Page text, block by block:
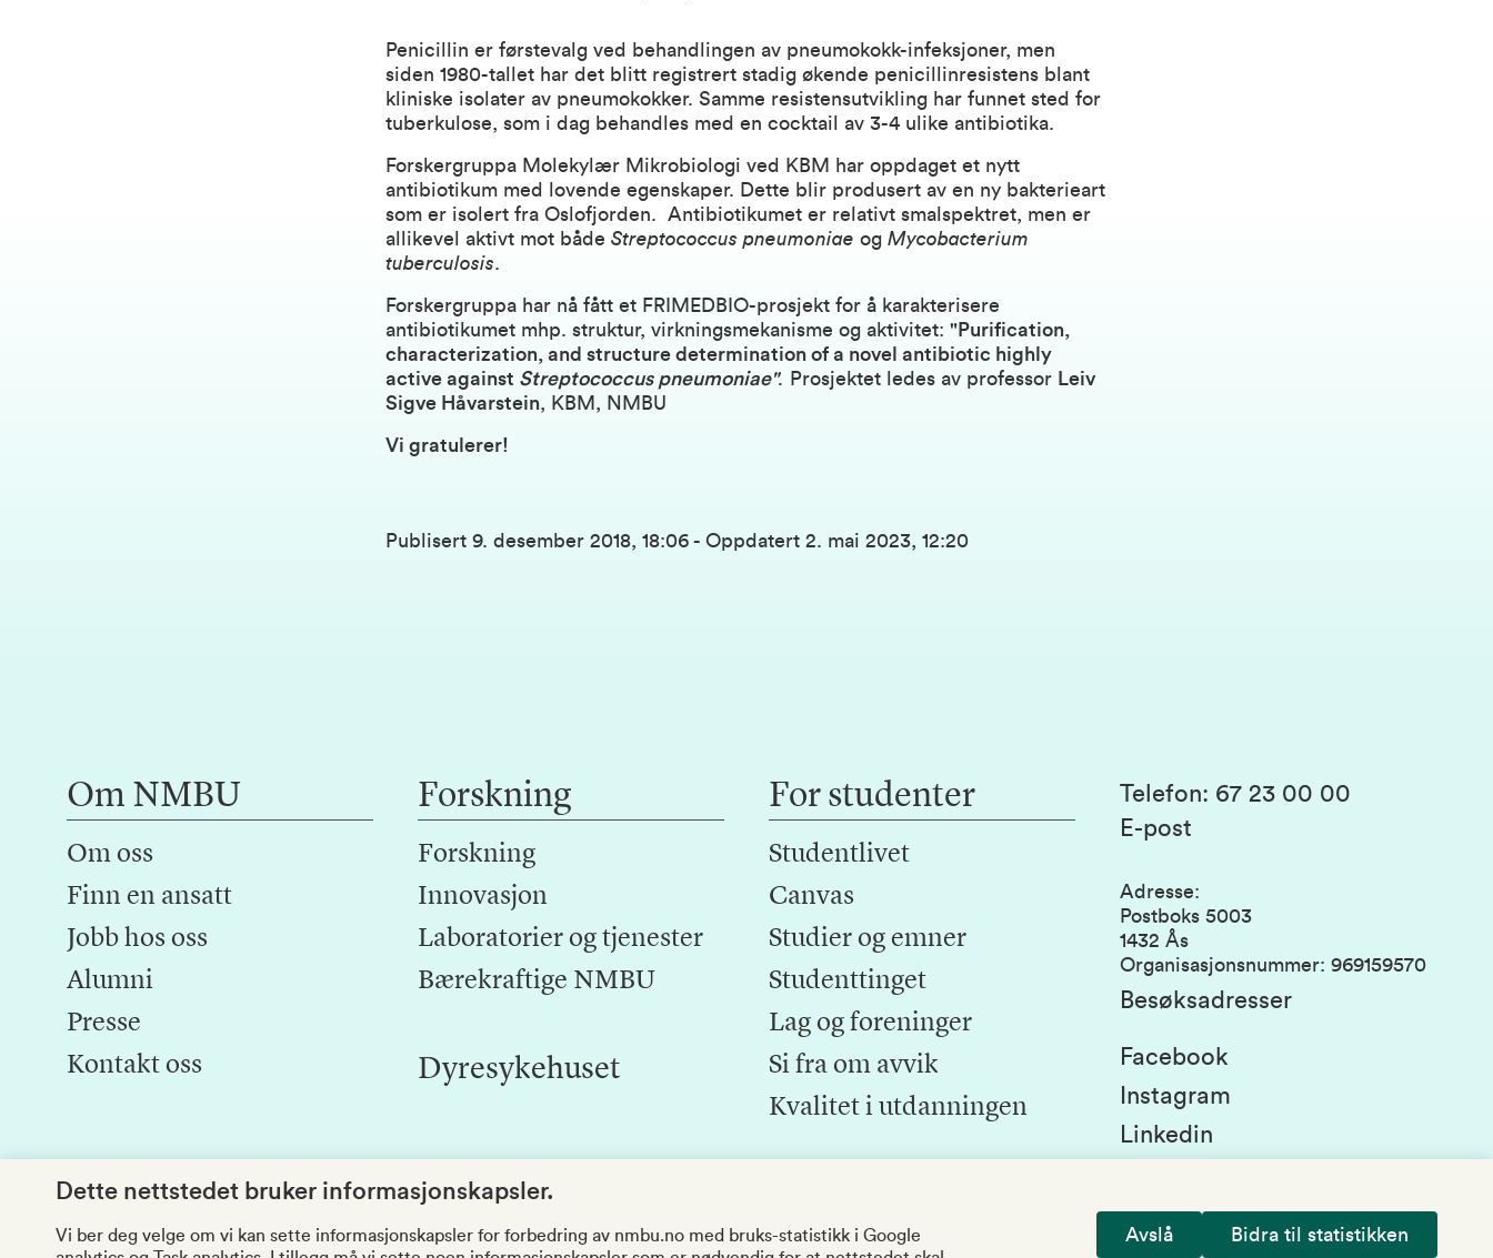
Penicillin er førstevalg ved behandlingen av pneumokokk-infeksjoner, men
siden 1980-tallet har det blitt registrert stadig økende penicillinresistens blant
kliniske isolater av pneumokokker. Samme resistensutvikling har funnet sted for
tuberkulose, som i dag behandles med en cocktail av 3-4 ulike antibiotika.
Forskergruppa Molekylær Mikrobiologi ved KBM har oppdaget et nytt
antibiotikum med lovende egenskaper. Dette blir produsert av en ny bakterieart
som er isolert fra Oslofjorden. Antibiotikumet er relativt smalspektret, men er
allikevel aktivt mot både Streptococcus pneumoniae og Mycobacterium
tuberculosis.
Forskergruppa har nå fått et FRIMEDBIO-prosjekt for å karakterisere
antibiotikumet mhp. struktur, virkningsmekanisme og aktivitet: "Purification,
characterization, and structure determination of a novel antibiotic highly
active against Streptococcus pneumoniae". Prosjektet ledes av professor Leiv
Sigve Håvarstein, KBM, NMBU
Vi gratulerer!
Publisert 9. desember 2018, 18:06 - Oppdatert 2. mai 2023, 12:20
Om NMBU
Om oss
Finn en ansatt
Jobb hos oss
Alumni
Presse
Kontakt oss
Forskning
Forskning
Innovasjon
Laboratorier og tjenester
Bærekraftige NMBU
Dyresykehuset
For studenter
Studentlivet
Canvas
Studier og emner
Studenttinget
Lag og foreninger
Si fra om avvik
Kvalitet i utdanningen
Telefon: 67 23 00 00
E-post
Adresse:
Postboks 5003
1432 Ås
Organisasjonsnummer: 969159570
Besøksadresser
Facebook
Instagram
Linkedin
Dette nettstedet bruker informasjonskapsler.
Vi ber deg velge om vi kan sette informasjonskapsler for forbedring av nmbu.no med bruks-statistikk i Google
Avslå Bidra til statistikken